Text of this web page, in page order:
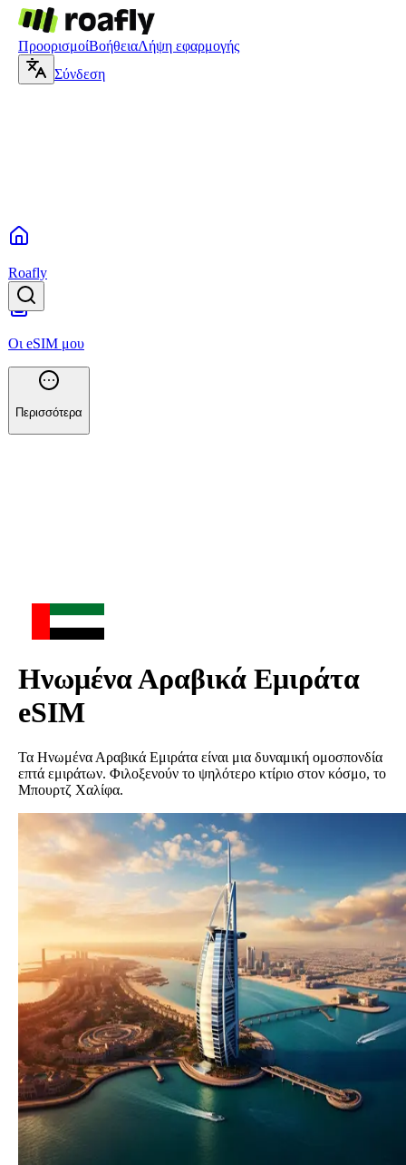
ΠροορισμοίΒοήθειαΛήψη εφαρμογής
Σύνδεση
Roafly
Οι eSIM μου
Περισσότερα
Ηνωμένα Αραβικά Εμιράτα
eSIM
Τα Ηνωμένα Αραβικά Εμιράτα είναι μια δυναμική ομοσπονδία
επτά εμιράτων. Φιλοξενούν το ψηλότερο κτίριο στον κόσμο, το
Μπουρτζ Χαλίφα.